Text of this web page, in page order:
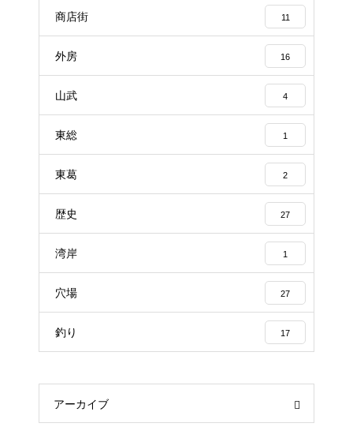
商店街 11
外房 16
山武 4
東総 1
東葛 2
歴史 27
湾岸 1
穴場 27
釣り 17
アーカイブ